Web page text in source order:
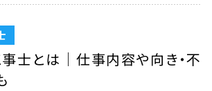
士とは｜仕事内容や向き・不